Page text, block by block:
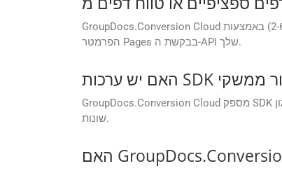
GroupDocs.Conversion Cloud מאפשר לך להגדיר טווחי דפים מותאמים אישית להמרה. אתה יכול לבחור דפים ספציפיים (לדוגמה, 1, 3, 5) או טווחי דפים (לדוגמה, 2-6) באמצעות
הפרמטר Pages בבקשת ה-API שלך.
GroupDocs.Conversion Cloud מספק SDK לשפות תכנות שונות כגון .NET, Java, Android, PHP, Node.js, Python, Ruby, cURL ו-Go, מה שמקל על ההשתלבות בסביבות פיתוח
שונות.